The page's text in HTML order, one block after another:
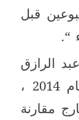
قبل
“.
الرازق
6214 للعام 2014 ،
مقارنة